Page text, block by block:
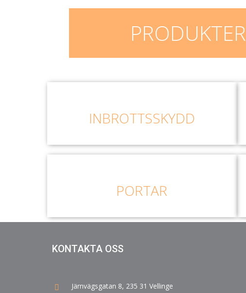
PRODUKTER
INBROTTSSKYDD
PORTAR
KONTAKTA OSS
Järnvägsgatan 8, 235 31 Vellinge